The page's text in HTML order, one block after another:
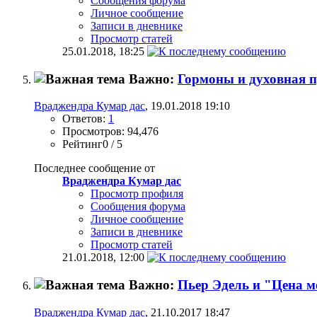
Личное сообщение
Записи в дневнике
Просмотр статей
25.01.2018, 18:25
Важно: Гормоны и духовная
Враджендра Кумар дас, 19.01.2018 19:10
Ответов: 1
Просмотров: 94,476
Рейтинг0 / 5
Последнее сообщение от
Враджендра Кумар дас
Просмотр профиля
Сообщения форума
Личное сообщение
Записи в дневнике
Просмотр статей
21.01.2018, 12:00
Важно: Пьер Эдель и "Цена
Враджендра Кумар дас, 21.10.2017 18:47